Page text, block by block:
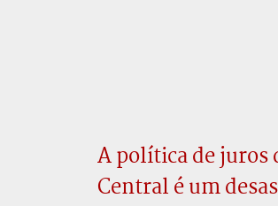
A política de juros
Central é um